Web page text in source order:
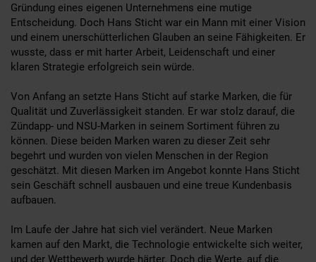
Gründung eines eigenen Unternehmens eine mutige
Entscheidung. Doch Hans Sticht war ein Mann mit einer Vision
und einem unerschütterlichen Glauben an seine Fähigkeiten. Er
wusste, dass er mit harter Arbeit, Leidenschaft und einer
klaren Strategie erfolgreich sein würde.
Von Anfang an setzte Hans Sticht auf starke Marken, die für
Qualität und Zuverlässigkeit standen. Er war stolz darauf, die
Zündapp- und NSU-Marken in seinem Sortiment führen zu
können. Diese beiden Marken waren zu dieser Zeit sehr
begehrt und wurden von vielen Menschen in der Region
geschätzt. Mit diesen Marken im Angebot konnte Hans Sticht
sein Geschäft schnell ausbauen und eine treue Kundenbasis
aufbauen.
Im Laufe der Jahre hat sich viel verändert. Neue Marken
kamen auf den Markt, die Technologie entwickelte sich weiter,
und der Wettbewerb wurde härter. Doch die Werte, auf die